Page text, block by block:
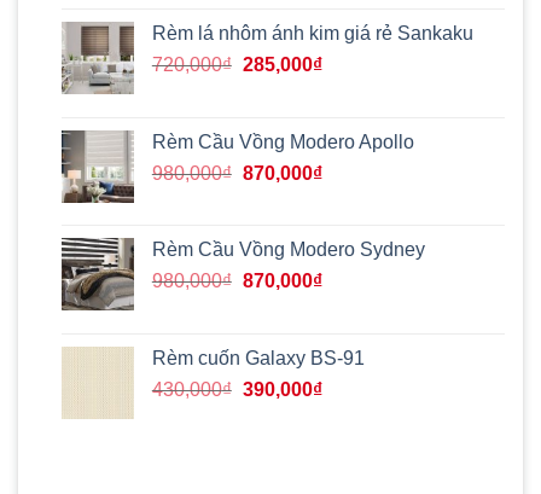
là:
655,000₫.
tại
là:
Rèm lá nhôm ánh kim giá rẻ Sankaku
720,000₫ Giá
720,000₫.
285,000₫Giá
là:
285,000₫.
Rèm Cầu Vồng Modero Apollo
980,000₫ Giá
980,000₫.
870,000₫Giá
là:
870,000₫.
Rèm Cầu Vồng Modero Sydney
980,000₫ Giá
980,000₫.
870,000₫Giá
là:
870,000₫.
Rèm cuốn Galaxy BS-91
430,000₫ Giá
390,000₫Giá